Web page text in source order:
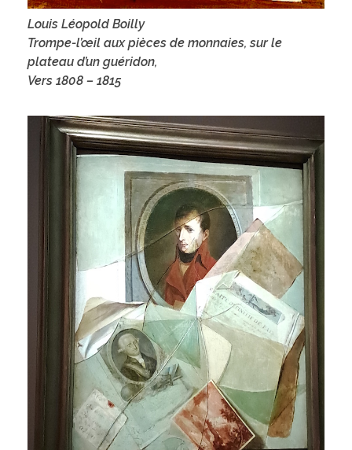
Louis Léopold Boilly
Trompe-l’œil aux pièces de monnaies, sur le
plateau d’un guéridon,
Vers 1808 – 1815